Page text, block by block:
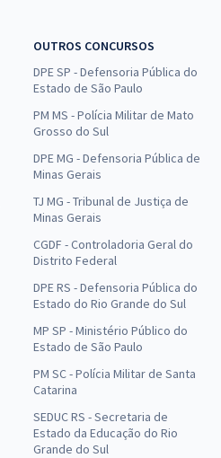
OUTROS CONCURSOS
DPE SP - Defensoria Pública do
Estado de São Paulo
PM MS - Polícia Militar de Mato
Grosso do Sul
DPE MG - Defensoria Pública de
Minas Gerais
TJ MG - Tribunal de Justiça de
Minas Gerais
CGDF - Controladoria Geral do
Distrito Federal
DPE RS - Defensoria Pública do
Estado do Rio Grande do Sul
MP SP - Ministério Público do
Estado de São Paulo
PM SC - Polícia Militar de Santa
Catarina
SEDUC RS - Secretaria de
Estado da Educação do Rio
Grande do Sul